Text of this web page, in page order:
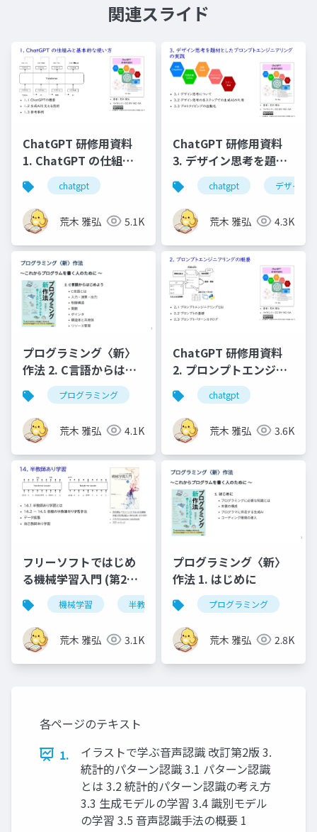
関連スライド
ChatGPT 研修用資料
1. ChatGPT の仕組み
と基本的な使い⽅
chatgpt
荒木 雅弘 5.1K
ChatGPT 研修用資料
3. デザイン思考を題材
としたプロンプトエン
ジニアリングの実践
chatgpt デザイン
荒木 雅弘 4.3K
プログラミング〈新〉
作法 2. C言語からはじ
めよう プログラミング
荒木 雅弘 4.1K
ChatGPT 研修用資料
2. プロンプトエンジニ
アリングの概要
chatgpt
荒木 雅弘 3.6K
フリーソフトではじめ
る機械学習入門 (第2版)
第14章機械学習 半教師あり学習
荒木 雅弘 3.1K
プログラミング〈新〉
作法 1. はじめに
プログラミング
荒木 雅弘 2.8K
各ページのテキスト
1.
イラストで学ぶ音声認識 改訂第2版 3.
統計的パターン認識 3.1 パターン認識
とは 3.2 統計的パターン認識の考え方
3.3 生成モデルの学習 3.4 識別モデル
の学習 3.5 音声認識手法の概要 1